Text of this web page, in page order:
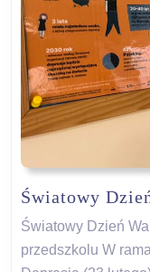
Światowy
Światowy Dzień
przedszkolu W